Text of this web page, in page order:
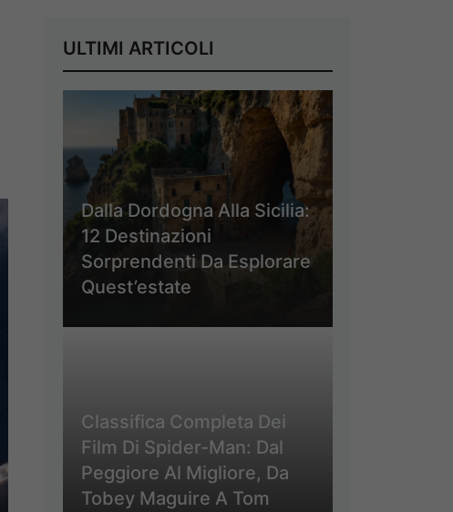
ULTIMI ARTICOLI
Dalla Dordogna Alla Sicilia:
12 Destinazioni
Sorprendenti Da Esplorare
Quest’estate
Classifica Completa Dei
Film Di Spider-Man: Dal
Peggiore Al Migliore, Da
Tobey Maguire A Tom